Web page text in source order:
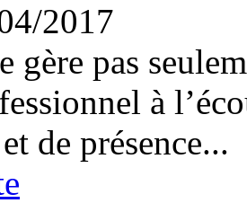
2017
gère pas
à
de présence...